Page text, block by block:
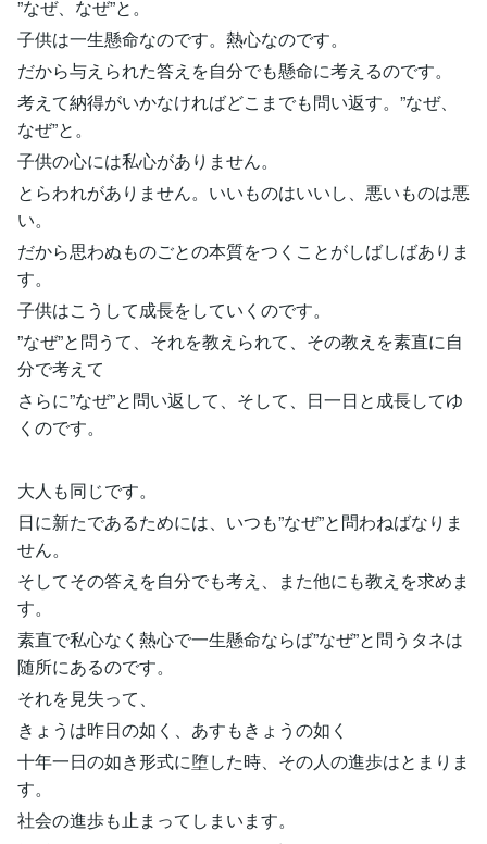
”なぜ、なぜ”と。
子供は一生懸命なのです。熱心なのです。
だから与えられた答えを自分でも懸命に考えるのです。
考えて納得がいかなければどこまでも問い返す。”なぜ、
なぜ”と。
子供の心には私心がありません。
とらわれがありません。いいものはいいし、悪いものは悪
い。
だから思わぬものごとの本質をつくことがしばしばありま
す。
子供はこうして成長をしていくのです。
”なぜ”と問うて、それを教えられて、その教えを素直に自
分で考えて
さらに”なぜ”と問い返して、そして、日一日と成長してゆ
くのです。
大人も同じです。
日に新たであるためには、いつも”なぜ”と問わねばなりま
せん。
そしてその答えを自分でも考え、また他にも教えを求めま
す。
素直で私心なく熱心で一生懸命ならば”なぜ”と問うタネは
随所にあるのです。
それを見失って、
きょうは昨日の如く、あすもきょうの如く
十年一日の如き形式に堕した時、その人の進歩はとまりま
す。
社会の進歩も止まってしまいます。